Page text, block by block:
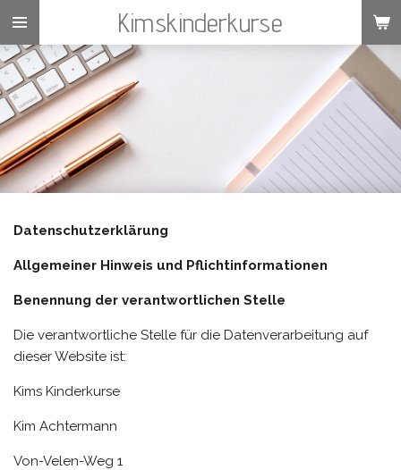
Zum
springen
Kimskinderkurse
Datenschutzerklärung
Allgemeiner Hinweis und Pflichtinformationen
Benennung der verantwortlichen Stelle
Die verantwortliche Stelle für die Datenverarbeitung auf
dieser Website ist:
Kims Kinderkurse
Kim Achtermann
Von-Velen-Weg 1